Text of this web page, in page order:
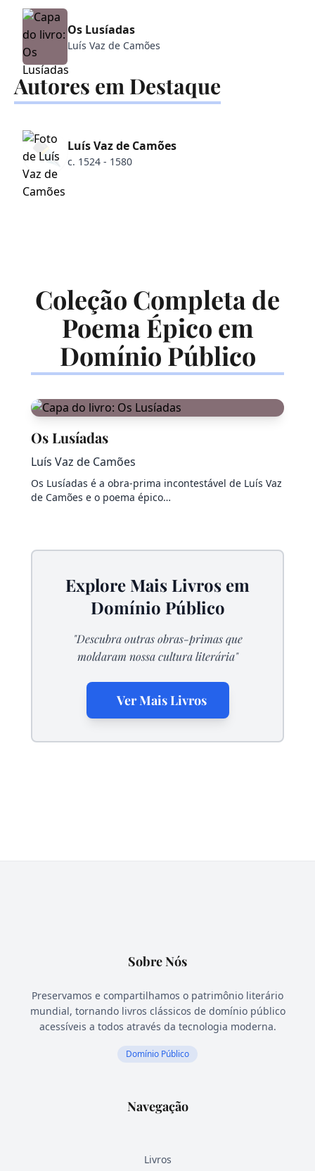
✒️
Os Lusíadas
Luís Vaz de Camões
Autores em Destaque
Luís Vaz de Camões
c. 1524 - 1580
Coleção Completa de
Poema Épico em
Domínio Público
Os Lusíadas
Luís Vaz de Camões
Os Lusíadas é a obra-prima incontestável de Luís Vaz
de Camões e o poema épico…
Explore Mais Livros em
Domínio Público
"Descubra outras obras-primas que
moldaram nossa cultura literária"
Ver Mais Livros
Sobre Nós
Preservamos e compartilhamos o patrimônio literário
mundial, tornando livros clássicos de domínio público
acessíveis a todos através da tecnologia moderna.
Domínio Público
Navegação
Livros